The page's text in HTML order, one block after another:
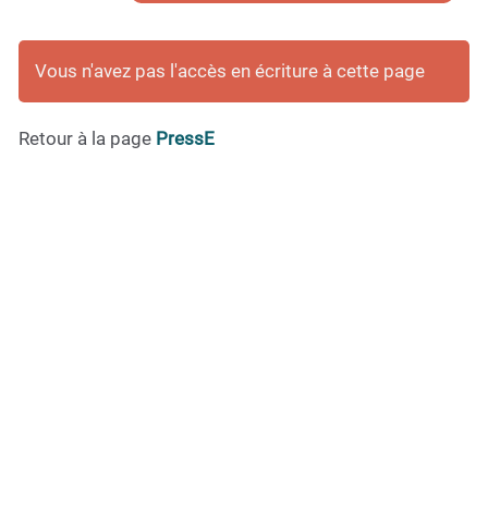
Vous n'avez pas l'accès en écriture à cette page
Retour à la page PressE